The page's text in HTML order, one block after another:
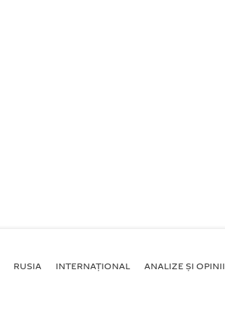
RUSIA INTERNAŢIONAL ANALIZE ȘI OPINII